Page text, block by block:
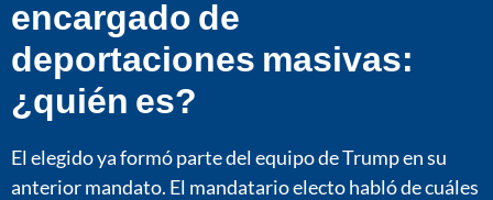
encargado de
deportaciones masivas:
¿quién es?
El elegido ya formó parte del equipo de Trump en su
anterior mandato. El mandatario electo habló de cuáles